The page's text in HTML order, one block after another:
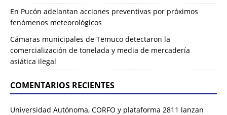
En Pucón adelantan acciones preventivas por próximos
fenómenos meteorológicos
Cámaras municipales de Temuco detectaron la
comercialización de tonelada y media de mercadería
asiática ilegal
COMENTARIOS RECIENTES
Universidad Autónoma, CORFO y plataforma 2811 lanzan